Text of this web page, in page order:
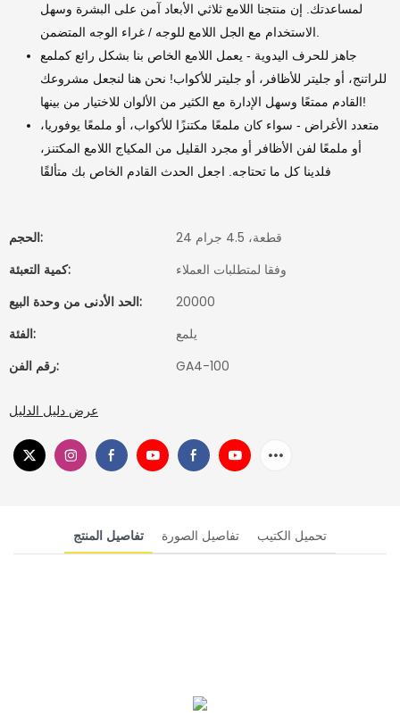
لمساعدتك. إن منتجنا اللامع ثلاثي الأبعاد آمن على البشرة وسهل
جاهز للحرف اليدوية - يعمل اللامع الخاص بنا بشكل رائع كملمع
للراتنج، أو جليتر للأظافر، أو جليتر للأكواب! نحن هنا لنجعل مشروعك
القادم ممتعًا وسهل الإدارة مع الكثير من الألوان للاختيار من بينها!
متعدد الأغراض - سواء كان ملمعًا مكتنزًا للأكواب، أو ملمعًا يوفوريا،
أو ملمعًا لفن الأظافر أو مجرد القليل من المكياج اللامع المكتنز،
فلدينا كل ما تحتاجه. اجعل الحدث القادم الخاص بك متألقًا
الحجم:
24 قطعة، 4.5 جرام
كمية التعبئة:
وفقا لمتطلبات العملاء
الحد الأدنى من وحدة البيع:
20000
الفئة:
يلمع
رقم الفن:
GA4-100
عرض دليل الدليل
تفاصيل المنتج تفاصيل الصورة تحميل الكتيب